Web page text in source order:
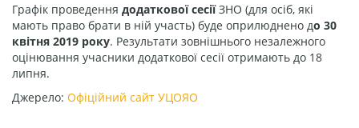
Графік проведення додаткової сесіїЗНО (для осіб, які
мають право брати в ній участь) буде оприлюднено до 30
квітня 2019 року. Результати зовнішнього незалежного
оцінювання учасники додаткової сесії отримають до 18
липня.
Джерело: Офіційний сайт УЦОЯО